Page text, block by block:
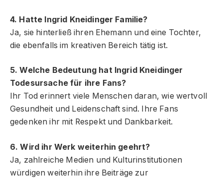
4. Hatte Ingrid Kneidinger Familie?
Ja, sie hinterließ ihren Ehemann und eine Tochter,
die ebenfalls im kreativen Bereich tätig ist.
5. Welche Bedeutung hat Ingrid Kneidinger
Todesursache für ihre Fans?
Ihr Tod erinnert viele Menschen daran, wie wertvoll
Gesundheit und Leidenschaft sind. Ihre Fans
gedenken ihr mit Respekt und Dankbarkeit.
6. Wird ihr Werk weiterhin geehrt?
Ja, zahlreiche Medien und Kulturinstitutionen
würdigen weiterhin ihre Beiträge zur